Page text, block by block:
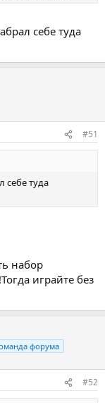
себе туда
#51
себе туда
набор
играйте без
форума
#52